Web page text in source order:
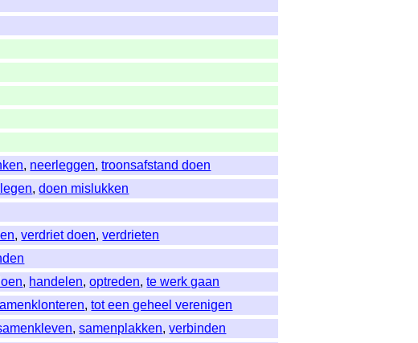
, neerleggen,troonsafstand doen
,doen mislukken
,verdriet doen,verdrieten
, handelen,optreden,te werk gaan
,tot een geheel verenigen
,samenplakken,verbinden